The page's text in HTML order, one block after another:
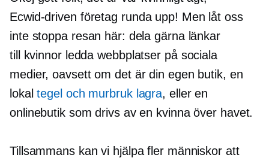
Ecwid-driven företag runda upp! Men låt oss
inte stoppa resan här: dela gärna länkar
till
kvinnor ledda webbplatser på sociala
medier, oavsett om det är din egen butik, en
lokaltegel och murbruklagra, eller en
onlinebutik som drivs av en kvinna över havet.
Tillsammans kan vi hjälpa fler människor att